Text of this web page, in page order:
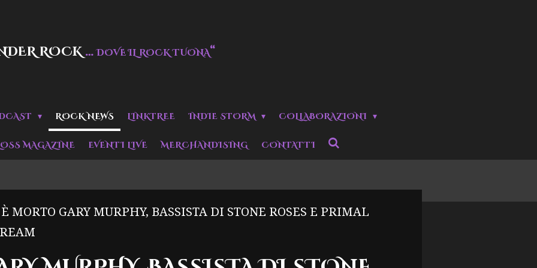
ROCK…DOVE IL ROCK TUONA“
ROCK NEWS LINKTREE INDIE STORM COLLABORAZIONI
MAGAZINE EVENTI LIVE MERCHANDISING CONTATTI
È MORTO GARY MURPHY, BASSISTA DI STONE ROSES E PRIMAL